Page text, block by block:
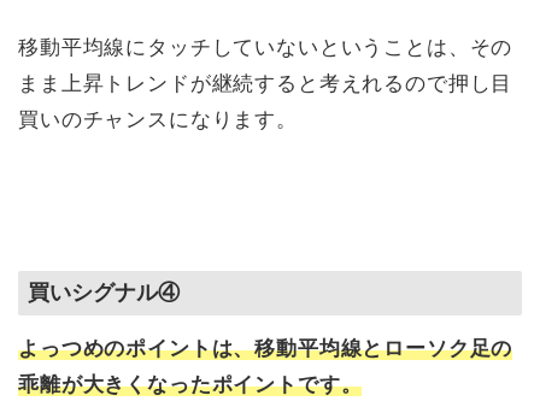
移動平均線にタッチしていないということは、その
まま上昇トレンドが継続すると考えれるので押し目
買いのチャンスになります。
買いシグナル④
よっつめのポイントは、移動平均線とローソク足の
乖離が大きくなったポイントです。